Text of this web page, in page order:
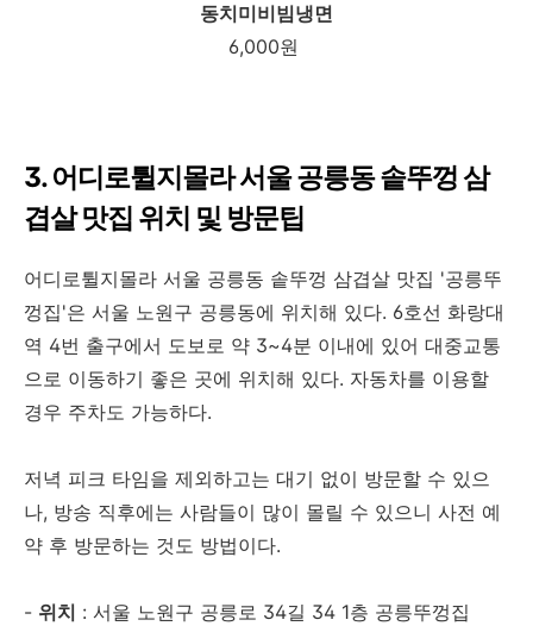
동치미비빔냉면
6,000원
3. 어디로튈지몰라 서울 공릉동 솥뚜껑 삼
겹살 맛집 위치 및 방문팁
어디로튈지몰라 서울 공릉동 솥뚜껑 삼겹살 맛집 '공릉뚜
껑집'은 서울 노원구 공릉동에 위치해 있다. 6호선 화랑대
역 4번 출구에서 도보로 약 3~4분 이내에 있어 대중교통
으로 이동하기 좋은 곳에 위치해 있다. 자동차를 이용할
경우 주차도 가능하다.
저녁 피크 타임을 제외하고는 대기 없이 방문할 수 있으
나, 방송 직후에는 사람들이 많이 몰릴 수 있으니 사전 예
약 후 방문하는 것도 방법이다.
- 위치 : 서울 노원구 공릉로 34길 34 1층 공릉뚜껑집